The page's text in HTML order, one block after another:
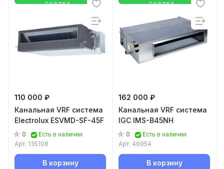
СКИДКА
110 000 ₽
Канальная VRF система
Electrolux ESVMD-SF-45F
0
Есть в наличии
Арт. 135108
В корзину
СКИДКА
162 000 ₽
Канальная VRF система
IGC IMS-B45NH
0
Есть в наличии
Арт. 46954
В корзину